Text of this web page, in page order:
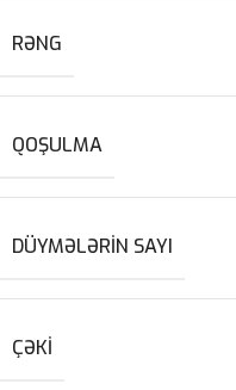
RƏNG
QOŞULMA
DÜYMƏLƏRIN SAYI
ÇƏKI